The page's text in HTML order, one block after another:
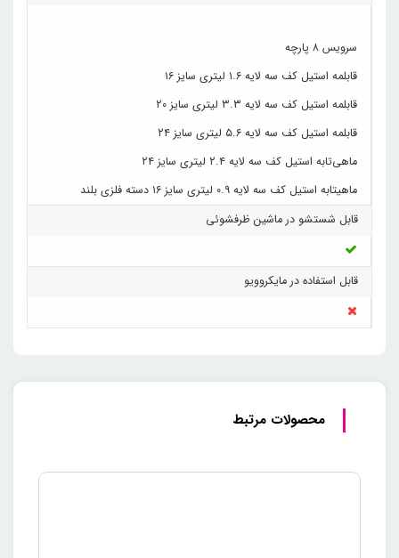
سرویس ۸ پارچه
قابلمه استیل کف سه لایه ۱.۶ لیتری سایز ۱۶
قابلمه استیل کف سه لایه ‌۳.۳ لیتری سایز ۲۰
قابلمه استیل کف سه لایه ۵.۶ لیتری سایز ۲۴
ماهی‌تابه استیل کف سه لایه ۲.۴ لیتری سایز ۲۴
ماهیتابه استیل کف سه لایه ۰.۹ لیتری سایز ۱۶ دسته فلزی بلند
قابل شستشو در ماشین ظرفشوئی
قابل استفاده در مایکروویو
محصولات مرتبط